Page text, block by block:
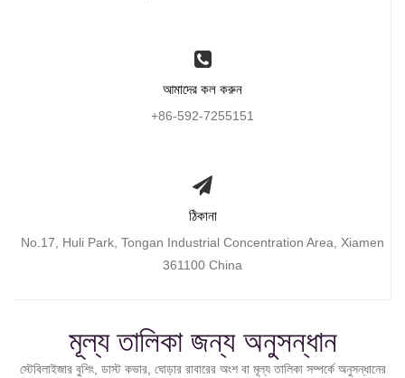
আমাদের কল করুন
+86-592-7255151
ঠিকানা
No.17, Huli Park, Tongan Industrial Concentration Area, Xiamen
361100 China
মূল্য তালিকা জন্য অনুসন্ধান
স্টেবিলাইজার বুশিং, ডাস্ট কভার, ঘোড়ার রাবারের অংশ বা মূল্য তালিকা সম্পর্কে অনুসন্ধানের